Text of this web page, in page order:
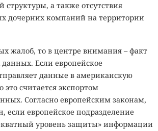
структуры, а также отсутствия
дочерних компаний на территории
жалоб, то в центре внимания – факт
Если европейское
данные в американскую
это считается экспортом
Согласно европейским законам,
если европейское подразделение
уровень защиты» информации